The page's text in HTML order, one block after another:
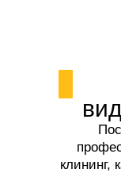
клининг,